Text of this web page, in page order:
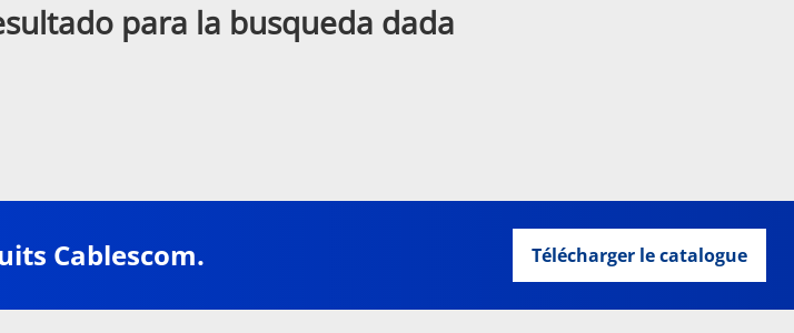
para la busqueda dada
Cablescom. Télécharger le catalogue